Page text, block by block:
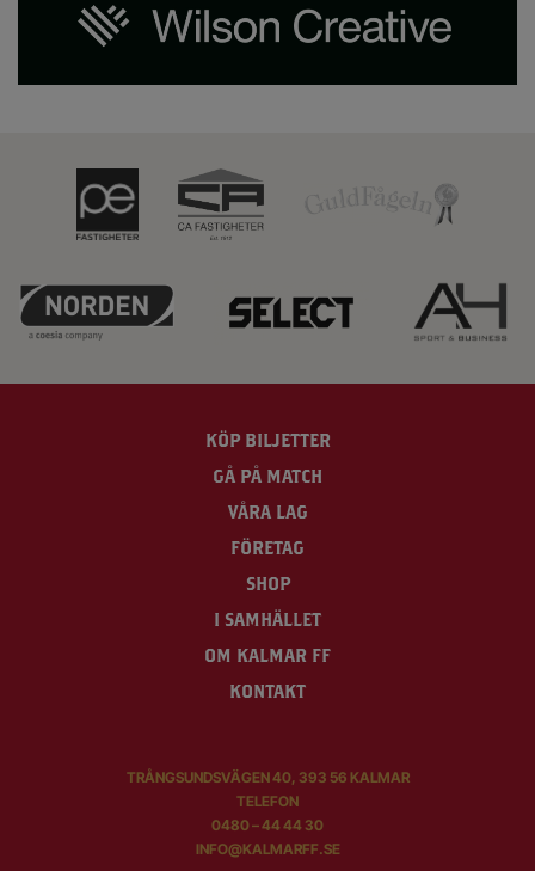
KÖP BILJETTER
GÅ PÅ MATCH
VÅRA LAG
FÖRETAG
SHOP
I SAMHÄLLET
OM KALMAR FF
KONTAKT
TRÅNGSUNDSVÄGEN 40, 393 56 KALMAR
TELEFON
0480 – 44 44 30
INFO@KALMARFF.SE